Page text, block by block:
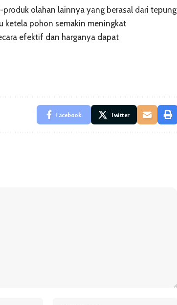
olahan lainnya yang berasal dari tepung
ketela pohon semakin meningkat
efektif dan harganya dapat
Facebook Twitter